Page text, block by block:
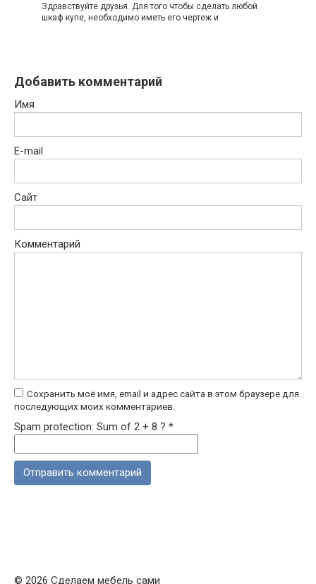
Здравствуйте друзья. Для того чтобы сделать любой
шкаф купе, необходимо иметь его чертеж и
Добавить комментарий
Имя
E-mail
Сайт
Комментарий
Сохранить моё имя, email и адрес сайта в этом браузере для
последующих моих комментариев.
Spam protection: Sum of 2 + 8 ? *
© 2026 Сделаем мебель сами